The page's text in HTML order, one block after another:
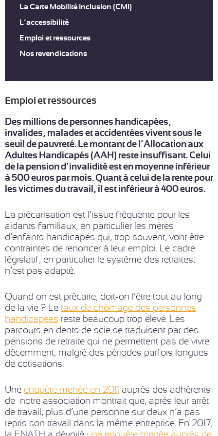
La Carte Mobilité Inclusion (CMI)
L’accessibilité
Emploi et ressources
Nos revendications
Emploi et ressources
Des millions de personnes handicapées,
invalides, malades et accidentées vivent sous le
seuil de pauvreté. Le montant de l’Allocation aux
Adultes Handicapés (AAH) reste insuffisant. Celui
de la pension d’invalidité est en moyenne inférieur
à 500 euros par mois. Quant à celui de la rente pour
les victimes du travail, il est inférieur à 400 euros.
La précarisation est l’issue fréquente pour les
aidants familiaux, en particulier les mères
d’enfants handicapés qui, trop souvent, vont être
contraintes de renoncer à leur emploi. Le cadre
législatif, en particulier le système des retraites,
n’est pas adapté.
Quand on est précaire, doit-on l’être tout au long
de la vie ? Le taux de chômage des personnes
handicapées reste beaucoup trop élevé. Les
parcours en dents de scie se traduisent par des
pensions de retraite qui ne permettent pas de vivre
décemment, malgré des périodes parfois longues
de cotisations.
Une enquête menée en 2011 auprès des adhérents
de notre association montrait que, après leur arrêt
de travail, plus d’une personne sur deux n’a pas
repris son travail dans la même entreprise. En 2017,